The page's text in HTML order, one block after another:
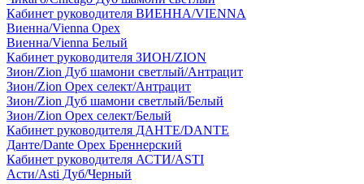
Кабинет руководителя ВИЕННА/VIENNA
Виенна/Vienna Орех
Виенна/Vienna Белый
Кабинет руководителя ЗИОН/ZION
Зион/Zion Дуб шамони светлый/Антрацит
Зион/Zion Орех селект/Антрацит
Зион/Zion Дуб шамони светлый/Белый
Зион/Zion Орех селект/Белый
Кабинет руководителя ДАНТЕ/DANTE
Данте/Dante Орех Бреннерский
Кабинет руководителя АСТИ/ASTI
Асти/Asti Дуб/Черный